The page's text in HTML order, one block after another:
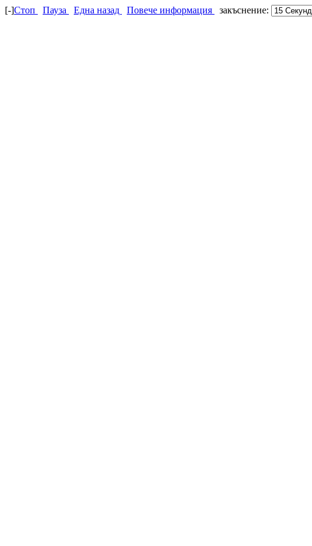
[-]Стоп Пауза Една назад Повече информация закъснение: